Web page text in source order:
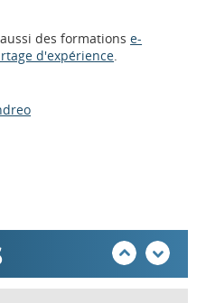
des formationse-
d'expérience.
!